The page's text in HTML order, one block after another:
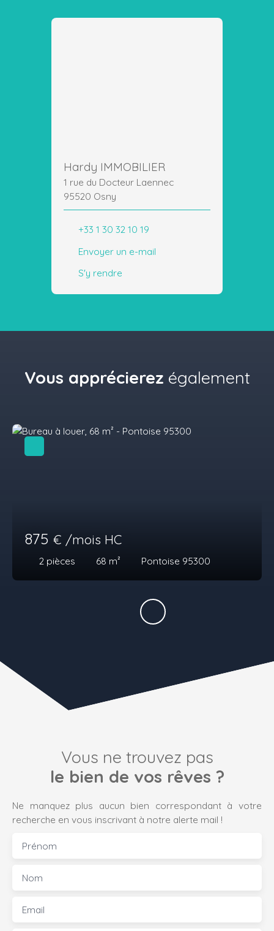
Hardy IMMOBILIER
1 rue du Docteur Laennec
95520 Osny
+33 1 30 32 10 19
Envoyer un e-mail
S'y rendre
Vous apprécierez également
875 € /mois HC
2 pièces 68 m² Pontoise 95300
Vous ne trouvez pas
le bien de vos rêves ?
Ne manquez plus aucun bien correspondant à votre
recherche en vous inscrivant à notre alerte mail !
Prénom
Nom
Email